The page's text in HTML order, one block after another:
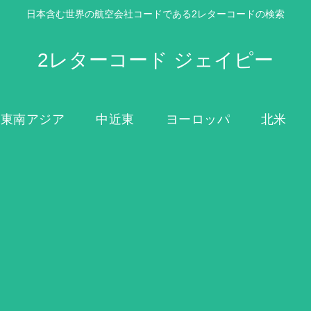
日本含む世界の航空会社コードである2レターコードの検索
2レターコード ジェイピー
東南アジア 中近東 ヨーロッパ 北米